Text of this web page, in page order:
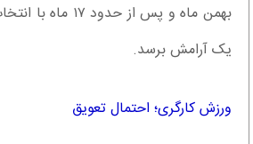
بهمن ماه و پس از
یک آرامش برسد.
ورزش کارگری؛ احتمال تعویق